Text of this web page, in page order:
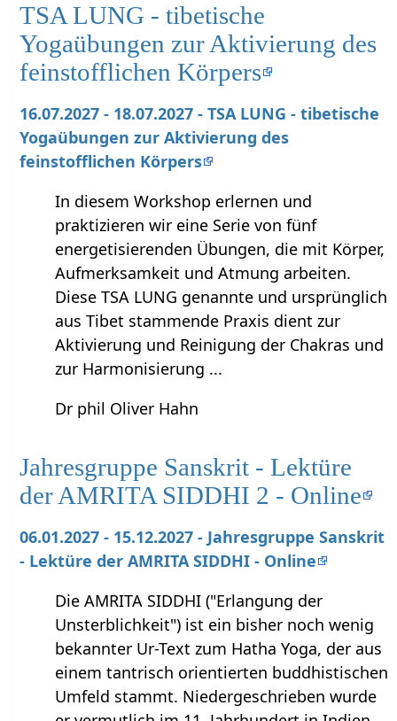
TSA LUNG - tibetische
Yogaübungen zur Aktivierung des
feinstofflichen Körpers
16.07.2027 - 18.07.2027 - TSA LUNG - tibetische
Yogaübungen zur Aktivierung des
feinstofflichen Körpers
In diesem Workshop erlernen und
praktizieren wir eine Serie von fünf
energetisierenden Übungen, die mit Körper,
Aufmerksamkeit und Atmung arbeiten.
Diese TSA LUNG genannte und ursprünglich
aus Tibet stammende Praxis dient zur
Aktivierung und Reinigung der Chakras und
zur Harmonisierung ...
Dr phil Oliver Hahn
Jahresgruppe Sanskrit - Lektüre
der AMRITA SIDDHI 2 - Online
06.01.2027 - 15.12.2027 - Jahresgruppe Sanskrit
- Lektüre der AMRITA SIDDHI - Online
Die AMRITA SIDDHI ("Erlangung der
Unsterblichkeit") ist ein bisher noch wenig
bekannter Ur-Text zum Hatha Yoga, der aus
einem tantrisch orientierten buddhistischen
Umfeld stammt. Niedergeschrieben wurde